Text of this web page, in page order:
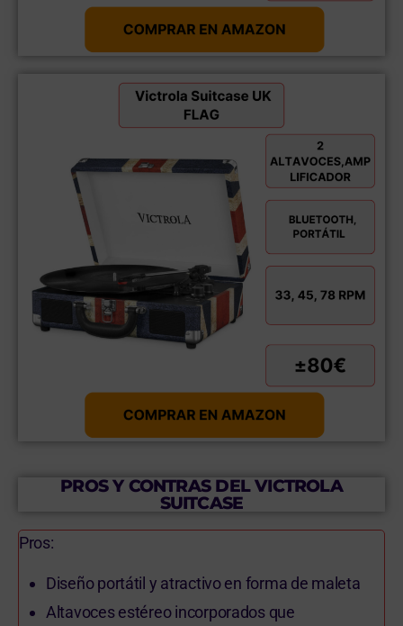
PROS Y CONTRAS DEL VICTROLA
SUITCASE
Pros:
Diseño portátil y atractivo en forma de maleta
Altavoces estéreo incorporados que